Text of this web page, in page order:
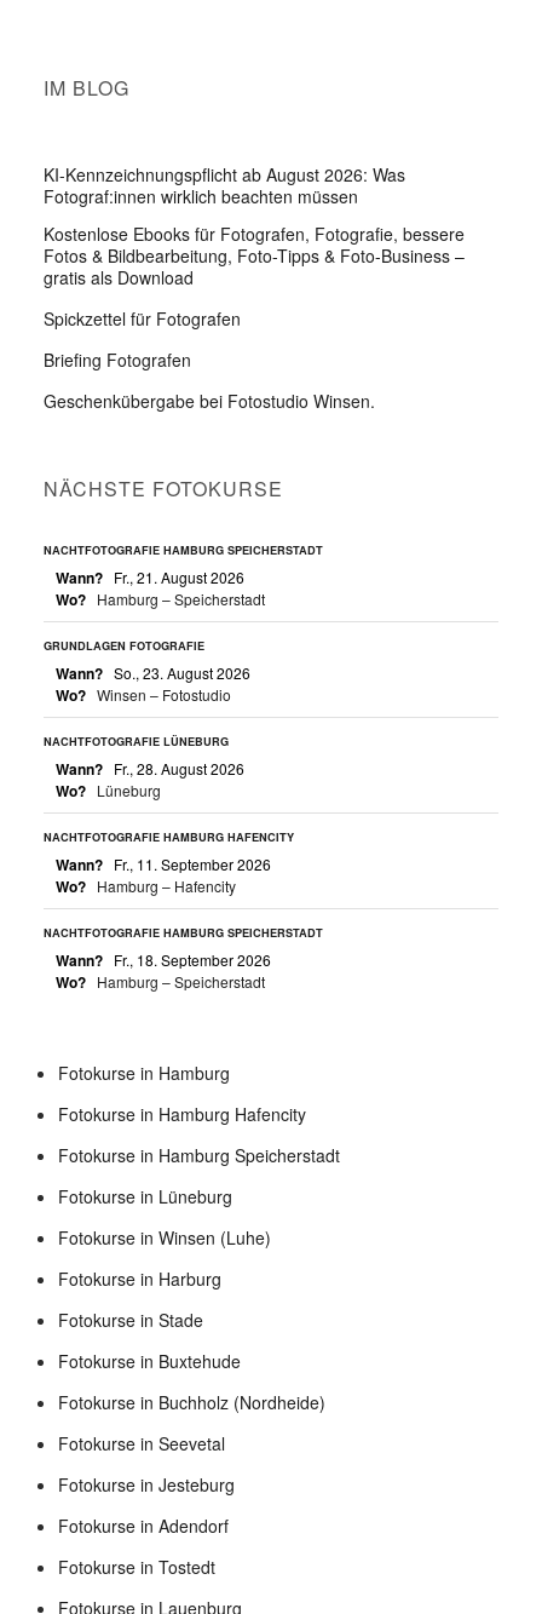
IM BLOG
KI-Kennzeichnungspflicht ab August 2026: Was
Fotograf:innen wirklich beachten müssen
Kostenlose Ebooks für Fotografen, Fotografie, bessere
Fotos & Bildbearbeitung, Foto-Tipps & Foto-Business –
gratis als Download
Spickzettel für Fotografen
Briefing Fotografen
Geschenkübergabe bei Fotostudio Winsen.
NÄCHSTE FOTOKURSE
NACHTFOTOGRAFIE HAMBURG SPEICHERSTADT
Wann? Fr., 21. August 2026
Wo? Hamburg – Speicherstadt
GRUNDLAGEN FOTOGRAFIE
Wann? So., 23. August 2026
Wo? Winsen – Fotostudio
NACHTFOTOGRAFIE LÜNEBURG
Wann? Fr., 28. August 2026
Wo? Lüneburg
NACHTFOTOGRAFIE HAMBURG HAFENCITY
Wann? Fr., 11. September 2026
Wo? Hamburg – Hafencity
NACHTFOTOGRAFIE HAMBURG SPEICHERSTADT
Wann? Fr., 18. September 2026
Wo? Hamburg – Speicherstadt
Fotokurse in Hamburg
Fotokurse in Hamburg Hafencity
Fotokurse in Hamburg Speicherstadt
Fotokurse in Lüneburg
Fotokurse in Winsen (Luhe)
Fotokurse in Harburg
Fotokurse in Stade
Fotokurse in Buxtehude
Fotokurse in Buchholz (Nordheide)
Fotokurse in Seevetal
Fotokurse in Jesteburg
Fotokurse in Adendorf
Fotokurse in Tostedt
Fotokurse in Lauenburg